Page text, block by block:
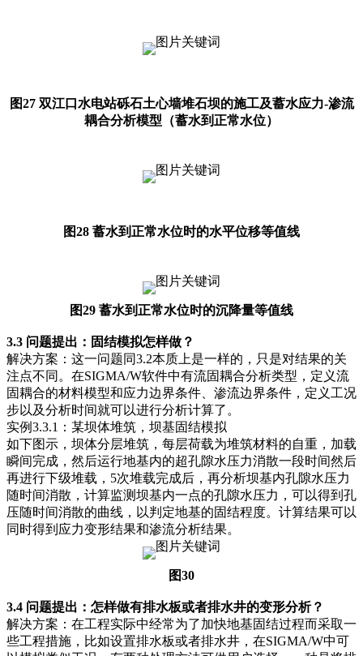
图27 双江口水电站砾石土心墙堆石坝的施工及蓄水应力-渗流
耦合分析模型（蓄水到正常水位）
图28 蓄水到正常水位时的水平位移等值线
图29 蓄水到正常水位时的沉降量等值线
3.3 问题提出：固结模拟怎样做？
解决方案：这一问题同3.2本质上是一样的，只是对结果的关
注点不同。在SIGMA/W软件中有流固耦合分析类型，定义流
固耦合的材料模型和应力边界条件、渗流边界条件，定义工况
步以及分析时间就可以进行分析计算了。
实例3.3.1：某坝体堆筑，坝基固结模拟
如下图示，坝体分层堆筑，每层荷载为堆筑材料的自重，加载
瞬间完成，然后运行地基内的超孔隙水压力消散一段时间然后
再进行下级堆载，5次堆载完成后，再分析坝基内孔隙水压力
随时间消散，计算监测坝基内一点的孔隙水压力，可以得到孔
压随时间消散的曲线，以判定地基的固结程度。计算结果可以
同时得到应力变形结果和渗流分析结果。
图30
3.4 问题提出：怎样做有排水板或者排水井的变形分析？
解决方案：在工程实际中经常为了加快地基固结过程而采取一
些工程措施，比如设置排水板或者排水井，在SIGMA/W中可